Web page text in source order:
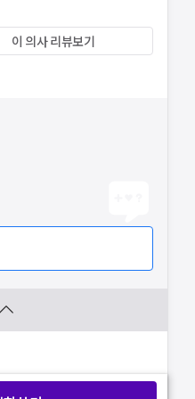
이 의사 리뷰보기